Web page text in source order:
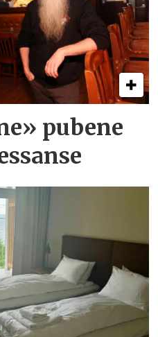
pubene